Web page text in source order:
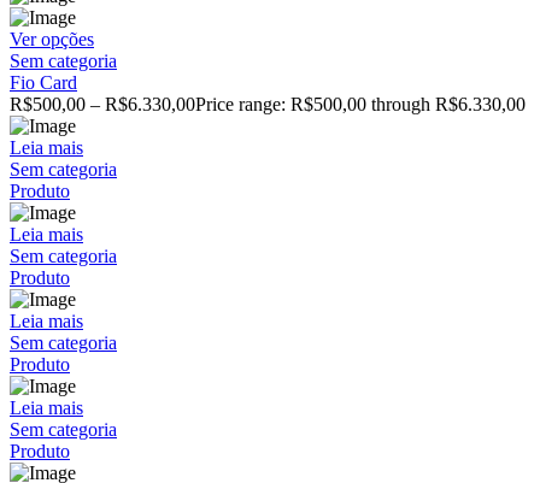
Ver opções
Sem categoria
Fio Card
R$500,00 – R$6.330,00Price range: R$500,00 through R$6.330,00
Leia mais
Sem categoria
Produto
Leia mais
Sem categoria
Produto
Leia mais
Sem categoria
Produto
Leia mais
Sem categoria
Produto